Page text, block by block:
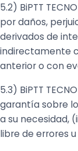
5.2) BiPTT
por daños,
derivados de
indirectamente
anterior o con
5.3) BiPTT
garantía sobre
a su necesidad,
libre de errores